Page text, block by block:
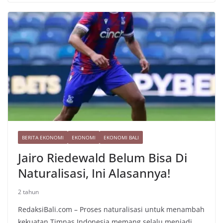
o
k
p
n
k
BERITA EKONOMI EKONOMI EKONOMI BALI
Jairo Riedewald Belum Bisa Di
Naturalisasi, Ini Alasannya!
2 tahun
RedaksiBali.com – Proses naturalisasi untuk menambah